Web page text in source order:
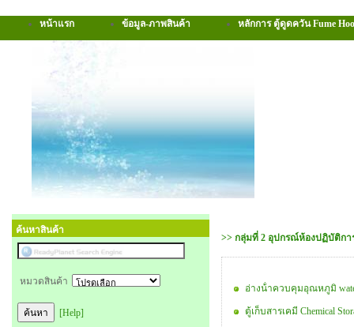
หน้าแรก ข้อมูล-ภาพสินค้า หลักการ ตู้ดูดควัน Fume
ค้นหาสินค้า
หมวดสินค้า
[Help]
>> กลุ่มที่ 2 อุปกรณ์ห้องปฏิบัติกา
อ่างน้ําควบคุมอุณหภูมิ
ตู้เก็บสารเคมี Chemical